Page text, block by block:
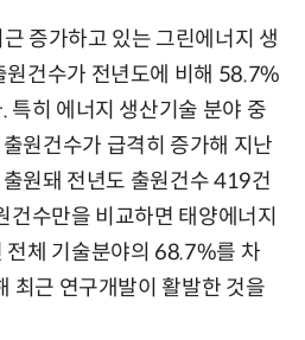
증가하고 있는 그린에너지 생
원건수가 전년도에 비해 58.7%
특히 에너지 생산기술 분야 중
원건수가 급격히 증가해 지난
원돼 전년도 출원건수 419건
건수만을 비교하면 태양에너지
전체 기술분야의 68.7%를 차
최근 연구개발이 활발한 것을